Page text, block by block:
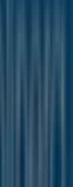
A Coruña